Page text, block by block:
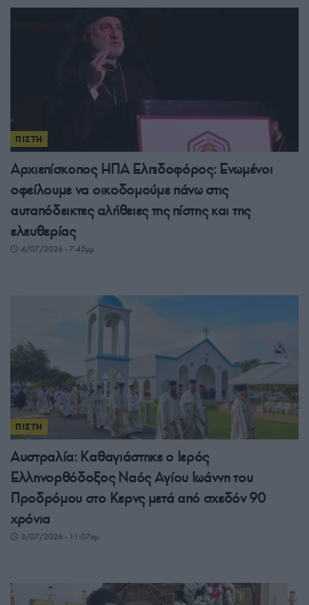
ΠΙΣΤΗ
Αρχιεπίσκοπος ΗΠΑ Ελπιδοφόρος: Ενωμένοι
οφείλουμε να οικοδομούμε πάνω στις
αυταπόδεικτες αλήθειες της πίστης και της
ελευθερίας
4/07/2026 - 7:45μμ
ΠΙΣΤΗ
Αυστραλία: Καθαγιάστηκε ο Ιερός
Ελληνορθόδοξος Ναός Αγίου Ιωάννη του
Προδρόμου στο Κερνς μετά από σχεδόν 90
χρόνια
3/07/2026 - 11:07πμ